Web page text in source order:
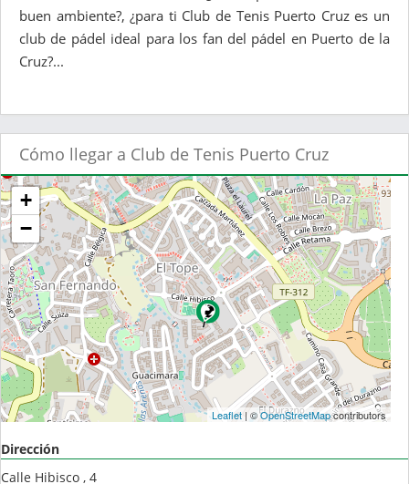
buen ambiente?, ¿para ti Club de Tenis Puerto Cruz es un
club de pádel ideal para los fan del pádel en Puerto de la
Cruz?...
Cómo llegar a Club de Tenis Puerto Cruz
+
−
Leaflet| ©OpenStreetMapcontributors
Dirección
Calle Hibisco , 4